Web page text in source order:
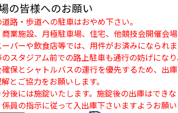
の皆様へのお願い
路・歩道への駐車はおやめ下さい。
業施設、月極駐車場、住宅、他競技会開催会
パーや飲食店等では、用件がお済みになられ
スタジアム前での路上駐車も通行の妨げにな
保とシャトルバスの運行を優先するため、出
とご協力をお願いします。
後には施錠いたします。施錠後の出庫はでき
員の指示に従って入出庫下さいますようお願い